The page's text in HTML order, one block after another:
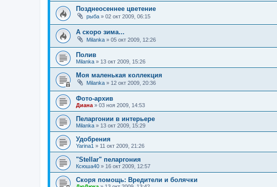
Позднеосеннее цветение
рыба » 02 окт 2009, 06:15
А скоро зима...
Milanka » 05 окт 2009, 12:26
Полив
Milanka » 13 окт 2009, 15:26
Моя маленькая коллекция
Milanka » 12 окт 2009, 20:36
Фото-архив
Диана » 03 ноя 2009, 14:53
Пеларгонии в интерьере
Milanka » 13 окт 2009, 15:29
Удобрения
Yarina1 » 11 окт 2009, 21:26
"Stellar" пеларгония
Ксюша40 » 16 окт 2009, 12:57
Скоря помощь: Вредители и болячки